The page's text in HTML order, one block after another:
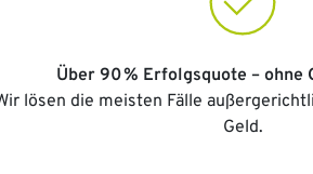
Über 90 % Erfolgsquote – ohne
lösen die meisten Fälle
Geld.